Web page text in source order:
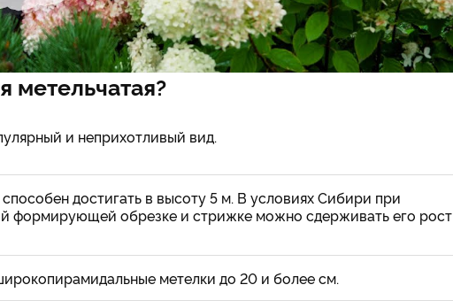
метельчатая?
и неприхотливый вид.
достигать в высоту 5 м. В условиях Сибири при
формирующей обрезке и стрижке можно сдерживать его рост
метелки до 20 и более см.